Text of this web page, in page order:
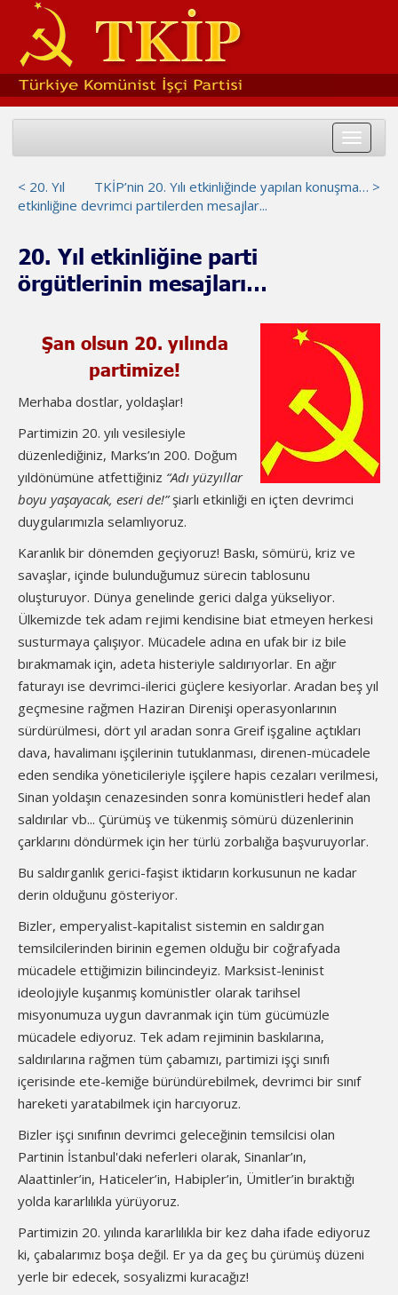
Toggle
TKİP’nin 20. Yılı etkinliğinde yapılan konuşma… >
< 20. Yıl
etkinliğine devrimci partilerden mesajlar...
20. Yıl etkinliğine parti
örgütlerinin mesajları…
Şan olsun 20. yılında
partimize!
Merhaba dostlar, yoldaşlar!
Partimizin 20. yılı vesilesiyle
düzenlediğiniz, Marks’ın 200. Doğum
yıldönümüne atfettiğiniz “Adı yüzyıllar
boyu yaşayacak, eseri de!”şiarlı etkinliği en içten devrimci
duygularımızla selamlıyoruz.
Karanlık bir dönemden geçiyoruz! Baskı, sömürü, kriz ve
savaşlar, içinde bulunduğumuz sürecin tablosunu
oluşturuyor. Dünya genelinde gerici dalga yükseliyor.
Ülkemizde tek adam rejimi kendisine biat etmeyen herkesi
susturmaya çalışıyor. Mücadele adına en ufak bir iz bile
bırakmamak için, adeta histeriyle saldırıyorlar. En ağır
faturayı ise devrimci-ilerici güçlere kesiyorlar. Aradan beş yıl
geçmesine rağmen Haziran Direnişi operasyonlarının
sürdürülmesi, dört yıl aradan sonra Greif işgaline açtıkları
dava, havalimanı işçilerinin tutuklanması, direnen-mücadele
eden sendika yöneticileriyle işçilere hapis cezaları verilmesi,
Sinan yoldaşın cenazesinden sonra komünistleri hedef alan
saldırılar vb... Çürümüş ve tükenmiş sömürü düzenlerinin
çarklarını döndürmek için her türlü zorbalığa başvuruyorlar.
Bu saldırganlık gerici-faşist iktidarın korkusunun ne kadar
derin olduğunu gösteriyor.
Bizler, emperyalist-kapitalist sistemin en saldırgan
temsilcilerinden birinin egemen olduğu bir coğrafyada
mücadele ettiğimizin bilincindeyiz. Marksist-leninist
ideolojiyle kuşanmış komünistler olarak tarihsel
misyonumuza uygun davranmak için tüm gücümüzle
mücadele ediyoruz. Tek adam rejiminin baskılarına,
saldırılarına rağmen tüm çabamızı, partimizi işçi sınıfı
içerisinde ete-kemiğe büründürebilmek, devrimci bir sınıf
hareketi yaratabilmek için harcıyoruz.
Bizler işçi sınıfının devrimci geleceğinin temsilcisi olan
Partinin İstanbul'daki neferleri olarak, Sinanlar’ın,
Alaattinler’in, Haticeler’in, Habipler’in, Ümitler’in bıraktığı
yolda kararlılıkla yürüyoruz.
Partimizin 20. yılında kararlılıkla bir kez daha ifade ediyoruz
ki, çabalarımız boşa değil. Er ya da geç bu çürümüş düzeni
yerle bir edecek, sosyalizmi kuracağız!